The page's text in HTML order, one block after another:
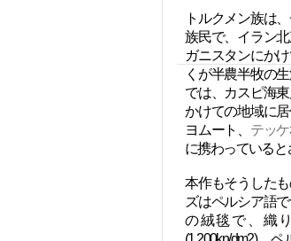
トルクメン族は
族民で、イラン
ガニスタンにか
くが半農半牧の
では、カスピ海
かけての地域に
ヨムート、 テッケ
に携わっていると
本作もそうした
ズはペルシア語
の絨毯で、織